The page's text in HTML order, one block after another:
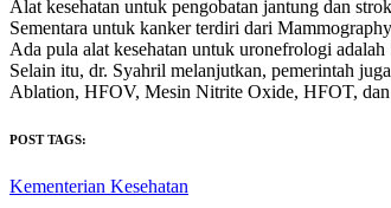
Alat kesehatan untuk pengobatan jantung dan
Sementara untuk kanker terdiri dari
Ada pula alat kesehatan untuk uronefrologi
Selain itu, dr. Syahril melanjutkan, pemerintah
Ablation, HFOV, Mesin Nitrite Oxide, HFOT,
POST TAGS:
Kementerian Kesehatan